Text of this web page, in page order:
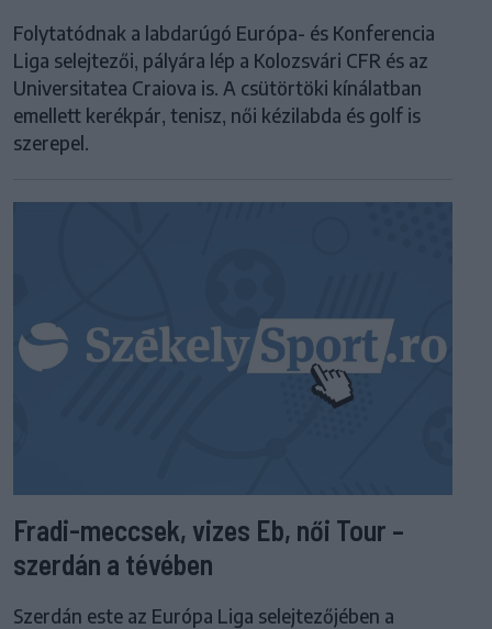
Folytatódnak a labdarúgó Európa- és Konferencia
Liga selejtezői, pályára lép a Kolozsvári CFR és az
Universitatea Craiova is. A csütörtöki kínálatban
emellett kerékpár, tenisz, női kézilabda és golf is
szerepel.
Fradi-meccsek, vizes Eb, női Tour –
szerdán a tévében
Szerdán este az Európa Liga selejtezőjében a